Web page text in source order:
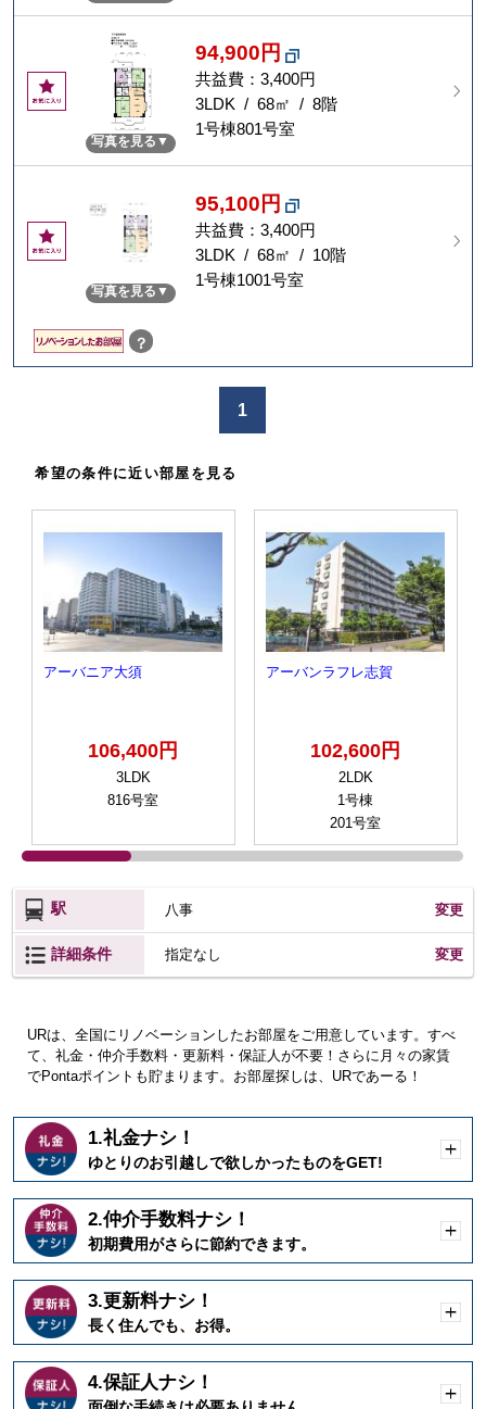
り
お
気
り
写真を見る
94,900円
共益費：3,400円
3LDK / 68㎡ / 8階
1号棟801号室
お
気
写真を見る
95,100円
共益費：3,400円
3LDK / 68㎡ / 10階
1号棟1001号室
？
1
希望の条件に近い部屋を見る
アーバニア大須
106,400円
3LDK
816号室
アーバンラフレ志賀
102,600円
2LDK
1号棟
201号室
駅 八事 変更
詳細条件 指定なし 変更
URは、全国にリノベーションしたお部屋をご用意しています。すべ
て、礼金・仲介手数料・更新料・保証人が不要！さらに月々の家賃
でPontaポイントも貯まります。お部屋探しは、URであーる！
1.礼金ナシ！
ゆとりのお引越しで欲しかったものをGET!
く
2.仲介手数料ナシ！
初期費用がさらに節約できます。
く
3.更新料ナシ！
長く住んでも、お得。
く
4.保証人ナシ！